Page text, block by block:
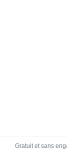
Gratuit et sans